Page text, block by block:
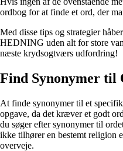
ordbog for at finde et ord, der
Med disse tips og strategier
HEDNING uden alt for store
næste krydsogtværs udfordring!
Find Synonymer til
At finde synonymer til et
opgave, da det kræver et godt
du søger efter synonymer til
ikke tilhører en bestemt religion
overveje.